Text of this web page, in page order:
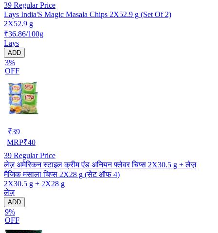
39 Regular Price
Lays India'S Magic Masala Chips 2X52.9 g (Set Of 2)
2X52.9 g
₹36.86/100g
Lays
ADD
3%
OFF
₹39
MRP₹40
39 Regular Price
लेज़ अमेरिकन स्टाइल क्रीम एंड अनियन फ्लेवर चिप्स 2X30.5 g + लेज़
मैजिक मसाला चिप्स 2X28 g (सेट ऑफ 4)
2X30.5 g + 2X28 g
लेज़
ADD
9%
OFF